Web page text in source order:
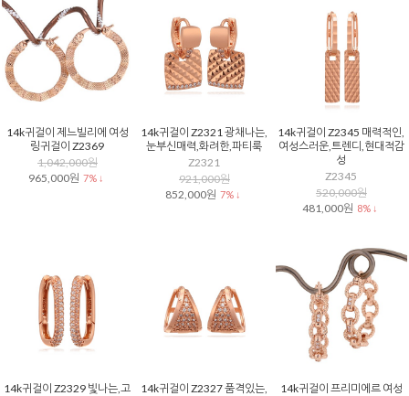
14k귀걸이 제느빌리에 여성
링귀걸이 Z2369
1,042,000원
965,000원 7% ↓
14k귀걸이 Z2321 광채나는,
눈부신매력,화려한,파티룩
Z2321
921,000원
852,000원 7% ↓
14k귀걸이 Z2345 매력적인,
여성스러운,트렌디,현대적감
성
Z2345
520,000원
481,000원 8% ↓
14k귀걸이 Z2329 빛나는,고
14k귀걸이 Z2327 품격있는,
14k귀걸이 프리미에르 여성